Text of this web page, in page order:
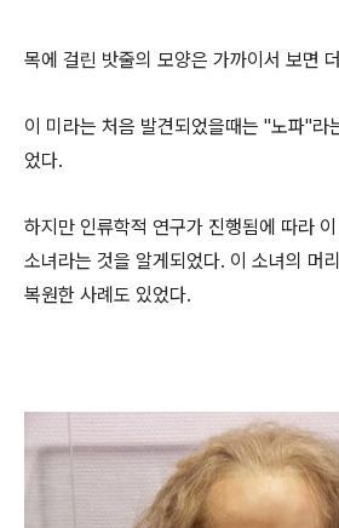
목에 걸린 밧줄의 모양은 가까이서 보면
이 미라는 처음 발견되었을때는 "노파"라
었다.
하지만 인류학적 연구가 진행됨에 따라
소녀라는 것을 알게되었다. 이 소녀의 머
복원한 사례도 있었다.